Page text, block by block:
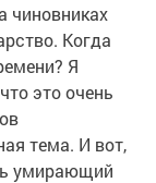
чиновниках
Когда
Я
это очень
тема. И вот,
умирающий